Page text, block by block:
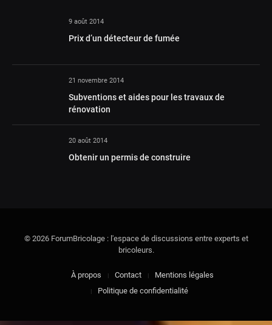
9 août 2014
Prix d’un détecteur de fumée
21 novembre 2014
Subventions et aides pour les travaux de
rénovation
20 août 2014
Obtenir un permis de construire
© 2026 ForumBricolage : l'espace de discussions entre experts et
bricoleurs.
À propos Contact
Mentions légales
Politique de confidentialité